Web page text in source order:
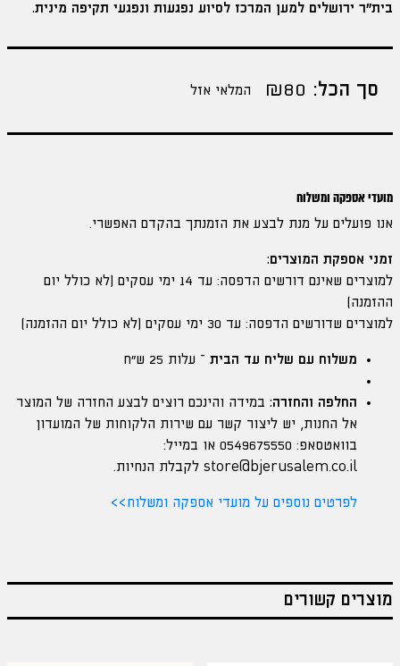
בית"ר ירושלים למען המרכז לסיוע נפגעות ונפגעי תקיפה מינית.
סך הכל: 80
₪ המלאי אזל
מועדי אספקה ומשלוח
אנו פועלים על מנת לבצע את הזמנתך בהקדם האפשרי.
זמני אספקת המוצרים:
למוצרים שאינם דורשים הדפסה: עד 14 ימי עסקים (לא כולל יום
ההזמנה)
למוצרים שדורשים הדפסה: עד 30 ימי עסקים (לא כולל יום ההזמנה)
משלוח עם שליח עד הבית – עלות 25 ש"ח
החלפה והחזרה: במידה והינכם רוצים לבצע החזרה של המוצר
אל החנות, יש ליצור קשר עם שירות הלקוחות של המועדון
בוואטסאפ: 0549675550 או במייל:
store@bjerusalem.co.il לקבלת הנחיות.
לפרטים נוספים על מועדי אספקה ומשלוח>>
מוצרים קשורים